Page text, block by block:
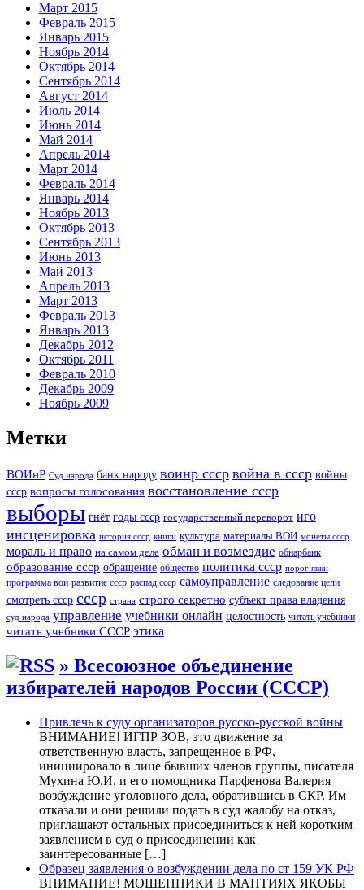
Март 2015
Февраль 2015
Январь 2015
Ноябрь 2014
Октябрь 2014
Сентябрь 2014
Август 2014
Июль 2014
Июнь 2014
Май 2014
Апрель 2014
Март 2014
Февраль 2014
Январь 2014
Ноябрь 2013
Октябрь 2013
Сентябрь 2013
Июнь 2013
Май 2013
Апрель 2013
Март 2013
Февраль 2013
Январь 2013
Декабрь 2012
Октябрь 2011
Февраль 2010
Декабрь 2009
Ноябрь 2009
Метки
ВОИнР Суд народа банк народу воинр ссср война в ссср войны
ссср вопросы голосования восстановление ссср
выборы гнёт годы ссср государственный переворот иго
инсценировка история ссср книги культура материалы ВОИ монеты ссср
мораль и право на самом деле обман и возмездие обнарбанк
образование ссср обращение общество политика ссср порог явки
программа вои развитие ссср распад ссср самоуправление следование цели
смотреть ссср ссср страна строго секретно субъект права владения
суд народа управление учебники онлайн целостность читать учебники
читать учебники СССР этика
» Всесоюзное объединение
избирателей народов России (СССР)
Привлечь к суду организаторов русско-русской войны
ВНИМАНИЕ! ИГПР ЗОВ, это движение за
ответственную власть, запрещенное в РФ,
инициировало в лице бывших членов группы, писателя
Мухина Ю.И. и его помощника Парфенова Валерия
возбуждение уголовного дела, обратившись в СКР. Им
отказали и они решили подать в суд жалобу на отказ,
приглашают остальных присоединиться к ней коротким
заявлением в суд о присоединении как
заинтересованные […]
Образец заявления о возбуждении дела по ст 159 УК РФ
ВНИМАНИЕ! МОШЕННИКИ В МАНТИЯХ ЯКОБЫ